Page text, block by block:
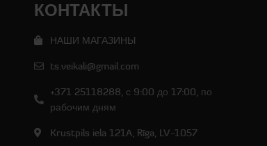
КОНТАКТЫ
НАШИ МАГАЗИНЫ
ts.veikali@gmail.com
+371 25118288, с 9:00 до 17:00, по
рабочим дням
Krustpils iela 121A, Rīga, LV-1057